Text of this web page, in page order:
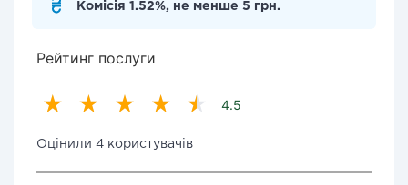
Комісія 1.52%, не менше 5 грн.
Рейтинг послуги
4.5
Оцінили 4 користувачів